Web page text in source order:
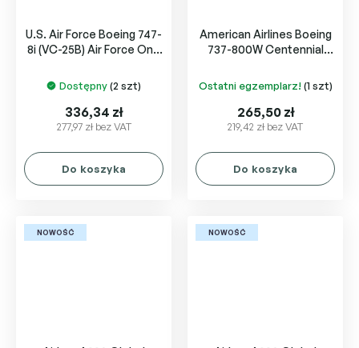
U.S. Air Force Boeing 747-
8i (VC-25B) Air Force One
Dostępny(2 szt)
277,97 zł bez VAT
336,34 zł
Do koszyka
American Airlines Boeing
737-800W Centennial
Ostatni egzemplarz! (1 szt)
219,42 zł bez VAT
265,50 zł
Do koszyka
NOWOŚĆ NOWOŚĆ